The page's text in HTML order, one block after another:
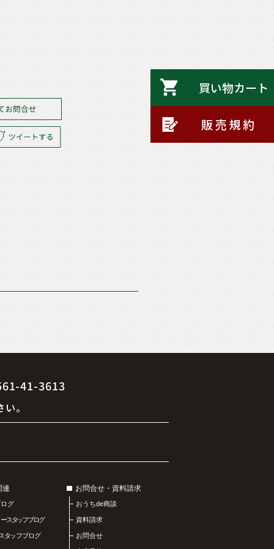
買い物カ
販売規約
41-3613
。
連
グ
スタッフブログ
タッフブログ
お問合せ・資料請求
おうちde商談
資料請求
お問合せ